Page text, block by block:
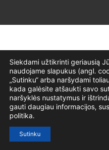
Siekdami užtikrinti geriausią
naudojame slapukus (angl.
„Sutinku“ arba naršydami
kada galėsite atšaukti savo
naršyklės nustatymus ir
gauti daugiau informacijos,
politika.
Sutinku